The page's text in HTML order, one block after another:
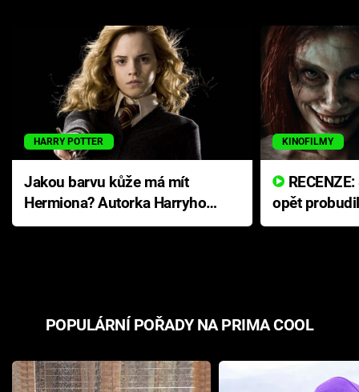
HARRY POTTER
Jakou barvu kůže má mít
Hermiona? Autorka Harryho
Pottera přišla s ráznou
KINOFILMY
opět
přichází s
POPULÁRNÍ POŘADY NA PRIMA COOL